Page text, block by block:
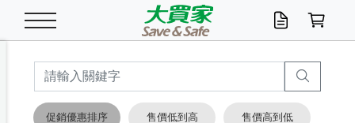
米/五穀/濃湯 米/糙米
食用油
包麵
魚罐
休閒零嘴 初一十五拜拜懶
餅乾
糖果/蜜餞/果凍
茶飲料
養生保健/常備品 雞精/飲品
奶粉
綠茶
即溶咖啡
沐浴乳香皂 沐浴乳
洗髮/護髮
牙 刷
潔顏產品
臉部保養
鍋具/飲水/廚房 鍋具/餐具
掃除/清潔用具
寢具/家具
寵物食品
衛生紙/濕巾 抽取衛生紙/濕巾
洗衣精
廚房/餐具清潔
衛生棉
箱購免運區
廚房家電 料理鍋具
除濕/清淨機
除塵家電
電腦周邊
文具/辦公用品 文具用品
機車/腳踏車百貨
戶外/休閒用品
服飾內著
冷凍免運 生鮮食品
食品免運
季節活動
促銷優惠排序 售價低到高 售價高到低